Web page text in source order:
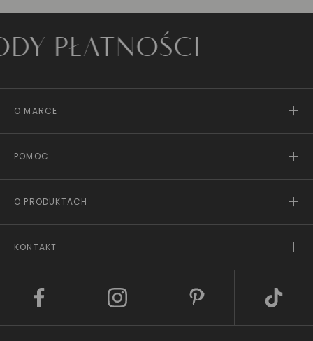
O MARCE
POMOC
O PRODUKTACH
KONTAKT